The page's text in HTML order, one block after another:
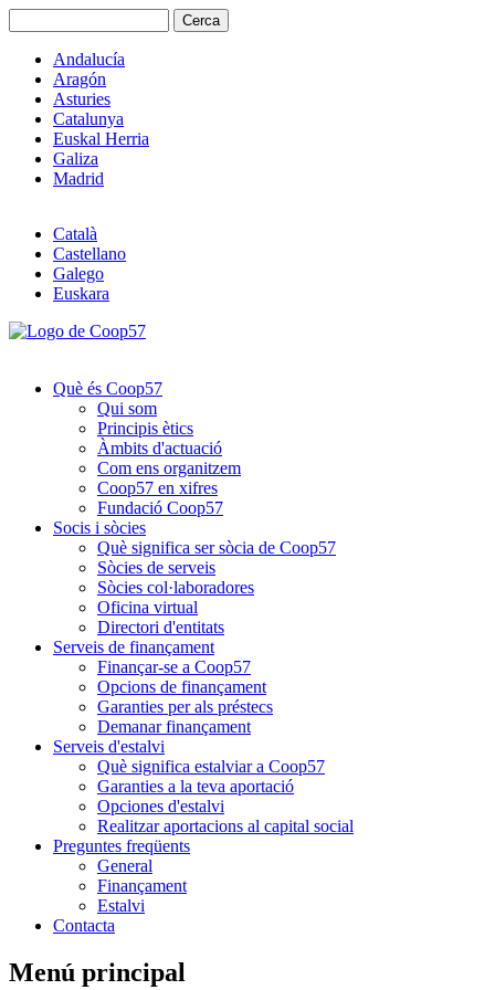
Formulari de cerca
Andalucía
Aragón
Asturies
Catalunya
Euskal Herria
Galiza
Madrid
Català
Castellano
Galego
Euskara
Què és Coop57
Qui som
Principis ètics
Àmbits d'actuació
Com ens organitzem
Coop57 en xifres
Fundació Coop57
Socis i sòcies
Què significa ser sòcia de Coop57
Sòcies de serveis
Sòcies col·laboradores
Oficina virtual
Directori d'entitats
Serveis de finançament
Finançar-se a Coop57
Opcions de finançament
Garanties per als préstecs
Demanar finançament
Serveis d'estalvi
Què significa estalviar a Coop57
Garanties a la teva aportació
Opciones d'estalvi
Realitzar aportacions al capital social
Preguntes freqüents
General
Finançament
Estalvi
Contacta
Menú principal